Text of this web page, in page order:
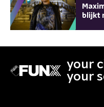
blijkt
your
your